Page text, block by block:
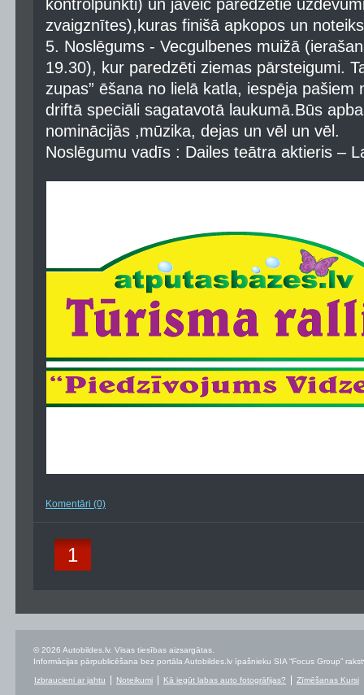
kontrolpunkti) un jāveic paredzētie
zvaigznītes),kuras finišā apkopos un
5. Noslēgums - Vecgulbenes muižā
19.30), kur paredzēti ziemas pārsteigumi.
zupas” ēšana no lielā katla, iespēja pašiem
driftā speciāli sagatavotā laukumā.Būs
nominācijās ,mūzika, dejas un vēl un vēl.
Noslēgumu vadīs : Dailes teātra aktieris –
Komentāri (0)
1
© 2026 Autobildes.lv. Visas tiesības aizsargātas.
Informācijas pārpublicēšana bez portāla Autobildes.lv īpašnieku SIA “Focus Group”
Izbraucieni ar jahtu Noteikumi Kā iegūt labas auto fotogrāfijas? Zīmēšanas Kursi